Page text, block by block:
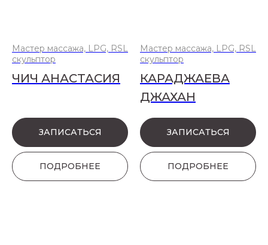
Мастер массажа, LPG, RSL
скульптор
ЧИЧ АНАСТАСИЯ
ЗАПИСАТЬСЯ
ПОДРОБНЕЕ
Мастер массажа, LPG, RSL
скульптор
КАРАДЖАЕВА
ДЖАХАН
ЗАПИСАТЬСЯ
ПОДРОБНЕЕ